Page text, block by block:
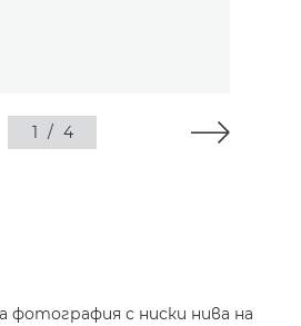
1 / 4
фотография с ниски нива на